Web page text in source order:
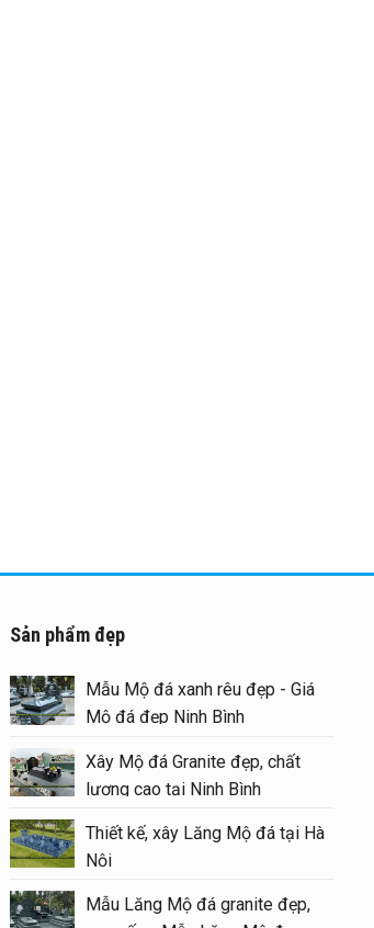
Sản phẩm đẹp
Mẫu Mộ đá xanh rêu đẹp - Giá
Mộ đá đẹp Ninh Bình
Xây Mộ đá Granite đẹp, chất
lượng cao tại Ninh Bình
Thiết kế, xây Lăng Mộ đá tại Hà
Nội
Mẫu Lăng Mộ đá granite đẹp,